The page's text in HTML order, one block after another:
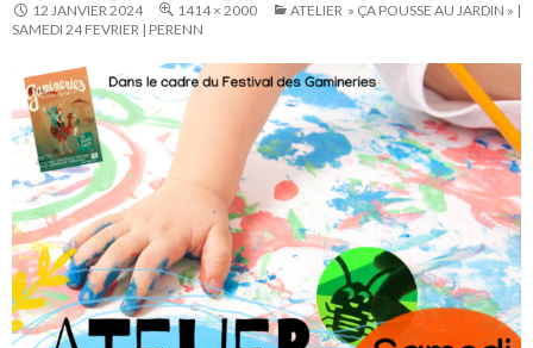
12 JANVIER 2024 1414 × 2000
ATELIER » ÇA POUSSE AU JARDIN » |
SAMEDI 24 FEVRIER | PERENN